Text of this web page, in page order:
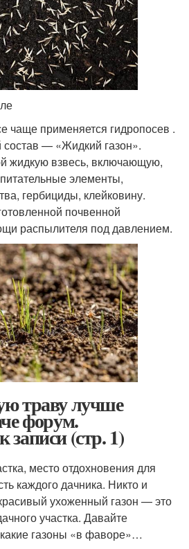
чаще применяется гидропосев .
состав — «Жидкий газон».
жидкую взвесь, включающую,
элементы,
гербициды, клейковину.
почвенной
распылителя под давлением.
траву лучше
форум.
(стр. 1)
место отдохновения для
каждого дачника. Никто и
ухоженный газон — это
участка. Давайте
газоны «в фаворе»…